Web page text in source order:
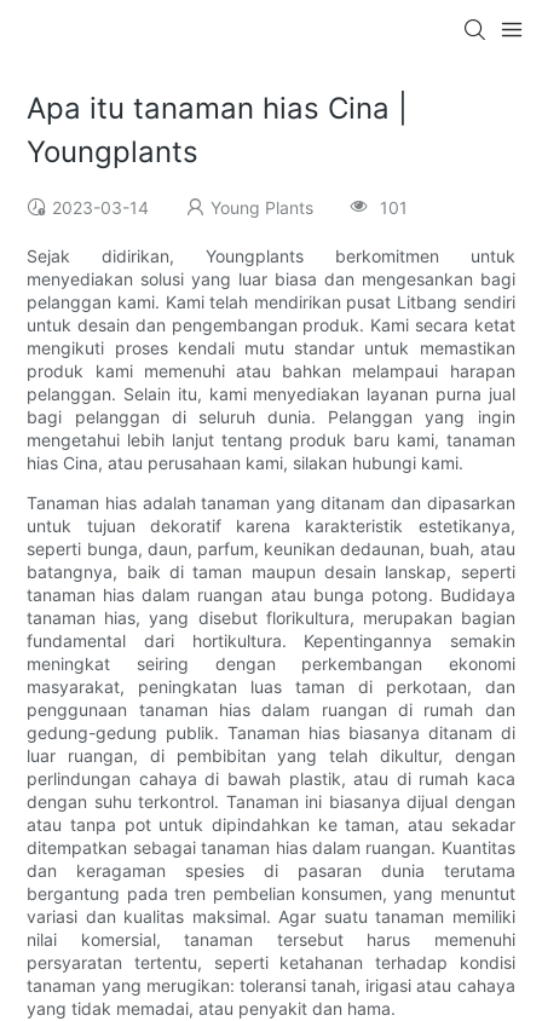
Apa itu tanaman hias Cina |
Youngplants
2023-03-14 Young Plants 101
Sejak didirikan, Youngplants berkomitmen untuk
menyediakan solusi yang luar biasa dan mengesankan bagi
pelanggan kami. Kami telah mendirikan pusat Litbang sendiri
untuk desain dan pengembangan produk. Kami secara ketat
mengikuti proses kendali mutu standar untuk memastikan
produk kami memenuhi atau bahkan melampaui harapan
pelanggan. Selain itu, kami menyediakan layanan purna jual
bagi pelanggan di seluruh dunia. Pelanggan yang ingin
mengetahui lebih lanjut tentang produk baru kami, tanaman
hias Cina, atau perusahaan kami, silakan hubungi kami.
Tanaman hias adalah tanaman yang ditanam dan dipasarkan
untuk tujuan dekoratif karena karakteristik estetikanya,
seperti bunga, daun, parfum, keunikan dedaunan, buah, atau
batangnya, baik di taman maupun desain lanskap, seperti
tanaman hias dalam ruangan atau bunga potong. Budidaya
tanaman hias, yang disebut florikultura, merupakan bagian
fundamental dari hortikultura. Kepentingannya semakin
meningkat seiring dengan perkembangan ekonomi
masyarakat, peningkatan luas taman di perkotaan, dan
penggunaan tanaman hias dalam ruangan di rumah dan
gedung-gedung publik. Tanaman hias biasanya ditanam di
luar ruangan, di pembibitan yang telah dikultur, dengan
perlindungan cahaya di bawah plastik, atau di rumah kaca
dengan suhu terkontrol. Tanaman ini biasanya dijual dengan
atau tanpa pot untuk dipindahkan ke taman, atau sekadar
ditempatkan sebagai tanaman hias dalam ruangan. Kuantitas
dan keragaman spesies di pasaran dunia terutama
bergantung pada tren pembelian konsumen, yang menuntut
variasi dan kualitas maksimal. Agar suatu tanaman memiliki
nilai komersial, tanaman tersebut harus memenuhi
persyaratan tertentu, seperti ketahanan terhadap kondisi
tanaman yang merugikan: toleransi tanah, irigasi atau cahaya
yang tidak memadai, atau penyakit dan hama.